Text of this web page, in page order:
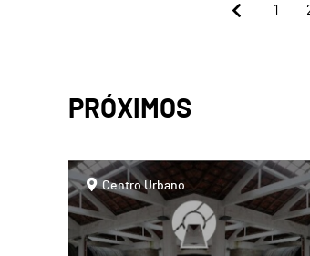
1
PRÓXIMOS
pageCentro Urbano